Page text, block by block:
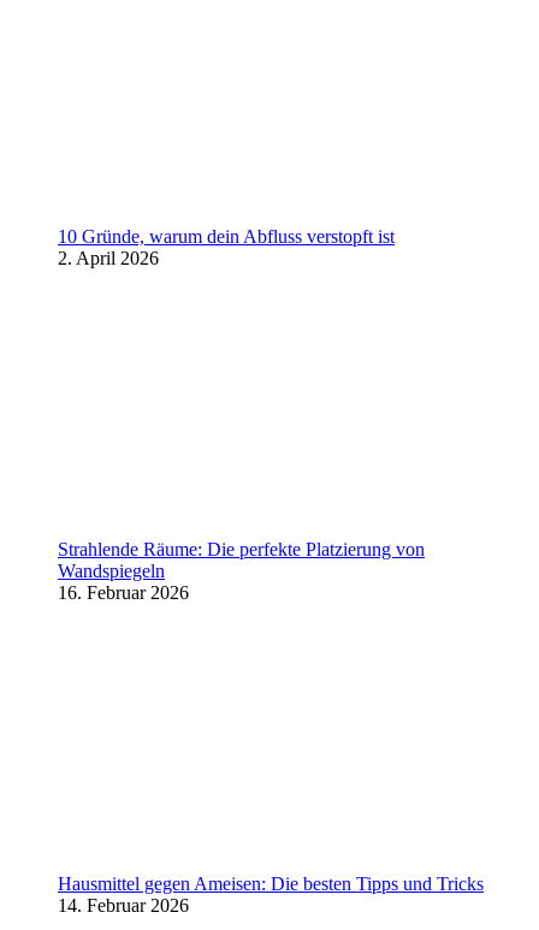
10 Gründe, warum dein Abfluss verstopft ist
2. April 2026
Strahlende Räume: Die perfekte Platzierung von
Wandspiegeln
16. Februar 2026
Hausmittel gegen Ameisen: Die besten Tipps und Tricks
14. Februar 2026